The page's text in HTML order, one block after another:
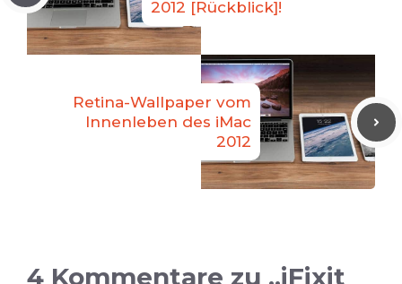
2012 [Rückblick]!
Retina-Wallpaper vom
Innenleben des iMac
2012
4 Kommentare zu „iFixit